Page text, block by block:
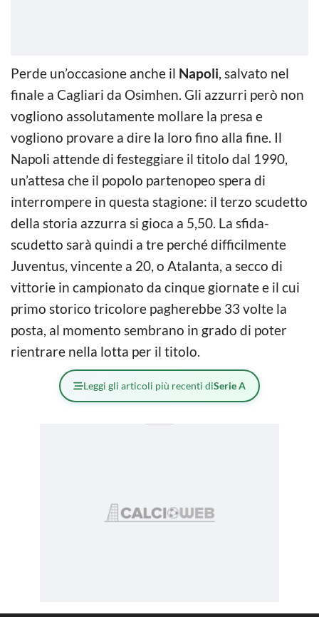
Perde un’occasione anche il Napoli, salvato nel
finale a Cagliari da Osimhen. Gli azzurri però non
vogliono assolutamente mollare la presa e
vogliono provare a dire la loro fino alla fine. Il
Napoli attende di festeggiare il titolo dal 1990,
un’attesa che il popolo partenopeo spera di
interrompere in questa stagione: il terzo scudetto
della storia azzurra si gioca a 5,50. La sfida-
scudetto sarà quindi a tre perché difficilmente
Juventus, vincente a 20, o Atalanta, a secco di
vittorie in campionato da cinque giornate e il cui
primo storico tricolore pagherebbe 33 volte la
posta, al momento sembrano in grado di poter
rientrare nella lotta per il titolo.
Leggi gli articoli più recenti diSerie A